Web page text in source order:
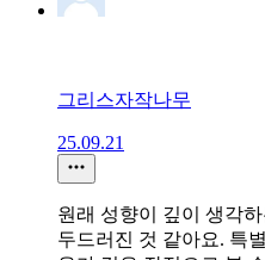
그리스자작나무
25.09.21
원래 성향이 깊이 생각
두드러진 것 같아요. 특